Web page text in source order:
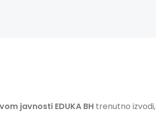
javnosti EDUKA BH trenutno izvodi,